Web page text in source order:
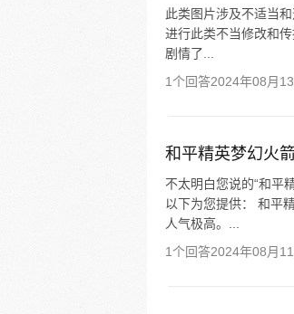
此类图片涉及不适当
进行此类不当修改和
剧情了...
1个回答2024年08月
和平精英梦幻火
不太明白您说的“和平
以下为您提供： 和平
人气极高。...
1个回答2024年08月